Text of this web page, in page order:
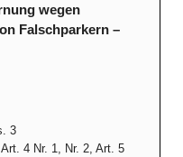
wegen
Falschparkern –
3
4 Nr. 1, Nr. 2, Art. 5